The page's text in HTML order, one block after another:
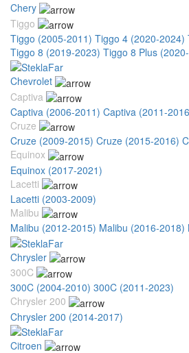
Chery
Tiggo
Tiggo (2005-2011) Tiggo 4 (2020-2024)
Tiggo 8 (2019-2023) Tiggo 8 Plus
Chevrolet
Captiva
Captiva (2006-2011) Captiva (2011-
Cruze
Cruze (2009-2015) Cruze (2015-2016)
Equinox
Equinox (2017-2021)
Lacetti
Lacetti (2003-2009)
Malibu
Malibu (2012-2015) Malibu (2016-2018)
Chrysler
300C
300C (2004-2010) 300C (2011-2023)
Chrysler 200
Chrysler 200 (2014-2017)
Citroen